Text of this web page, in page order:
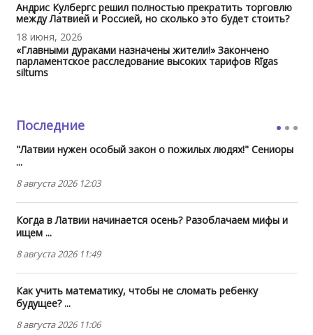
Андрис Кулбергс решил полностью прекратить торговлю
между Латвией и Россией, но сколько это будет стоить?
18 июня, 2026
«Главными дураками назначены жители!» Закончено
парламентское расследование высоких тарифов Rīgas
siltums
Последние
"Латвии нужен особый закон о пожилых людях!" Сениоры
...
8 августа 2026 12:03
Когда в Латвии начинается осень? Разоблачаем мифы и
ищем ...
8 августа 2026 11:49
Как учить математику, чтобы не сломать ребенку
будущее? ...
8 августа 2026 11:06